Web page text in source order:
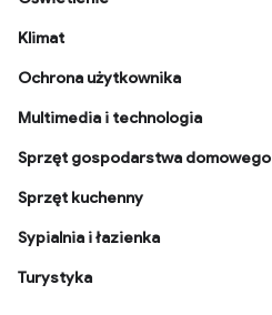
Klimat
Ochrona użytkownika
Multimedia i technologia
Sprzęt gospodarstwa domowego
Sprzęt kuchenny
Sypialnia i łazienka
Turystyka